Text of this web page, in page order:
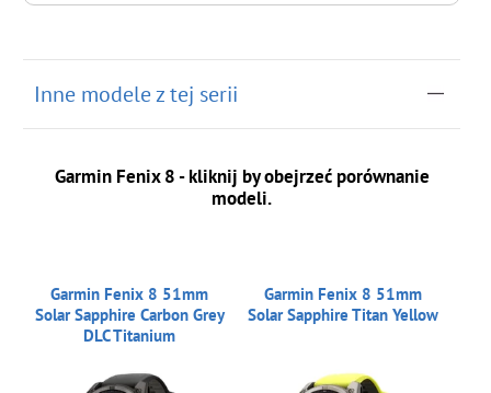
Inne modele z tej serii
Garmin Fenix 8 - kliknij by obejrzeć porównanie
modeli.
Garmin Fenix 8 51mm
Solar Sapphire Carbon Grey
DLC Titanium
Garmin Fenix 8 51mm
Solar Sapphire Titan Yellow